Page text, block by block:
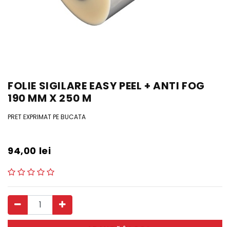
FOLIE SIGILARE EASY PEEL + ANTI FOG
190 MM X 250 M
PRET EXPRIMAT PE BUCATA
94,00 lei